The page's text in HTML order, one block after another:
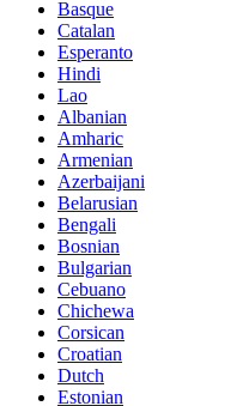
Basque
Catalan
Esperanto
Hindi
Lao
Albanian
Amharic
Armenian
Azerbaijani
Belarusian
Bengali
Bosnian
Bulgarian
Cebuano
Chichewa
Corsican
Croatian
Dutch
Estonian